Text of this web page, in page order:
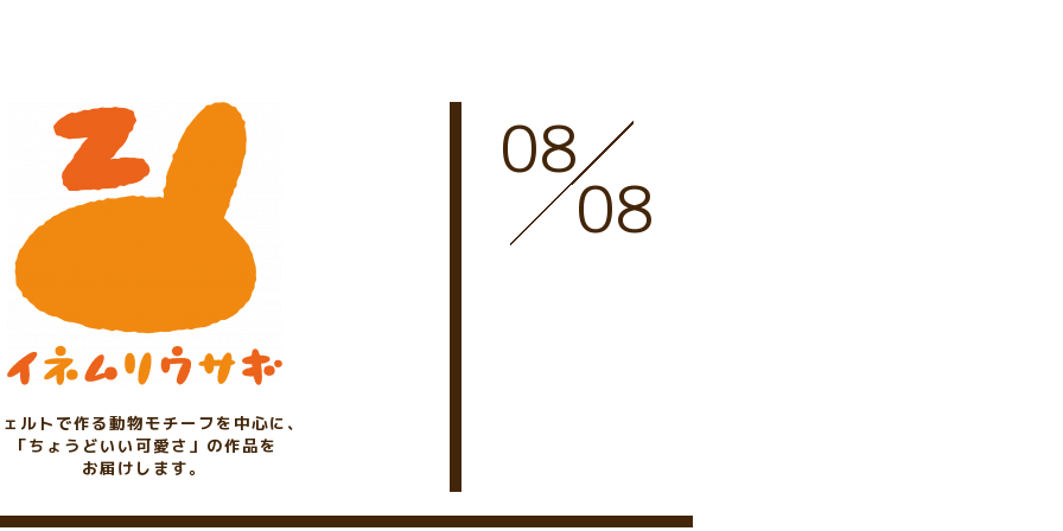
ルトで作る動物モチーフを中心に、
「ちょうどいい可愛さ」の作品を
お届けします。
08
08